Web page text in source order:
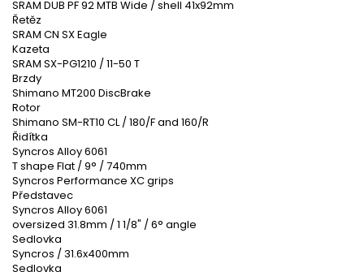
SRAM DUB PF 92 MTB Wide / shell 41x92mm
Řetěz
SRAM CN SX Eagle
Kazeta
SRAM SX-PG1210 / 11-50 T
Brzdy
Shimano MT200 DiscBrake
Rotor
Shimano SM-RT10 CL / 180/F and 160/R
Řidítka
Syncros Alloy 6061
T shape Flat / 9° / 740mm
Syncros Performance XC grips
Představec
Syncros Alloy 6061
oversized 31.8mm / 1 1/8" / 6° angle
Sedlovka
Syncros / 31.6x400mm
Sedlovka